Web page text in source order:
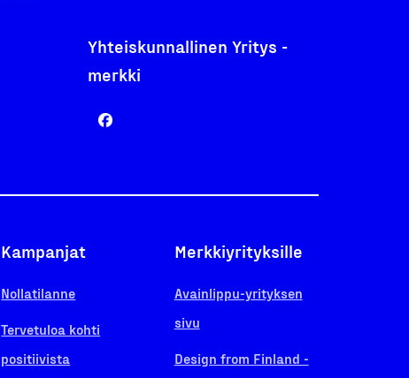
Yhteiskunnallinen Yritys -
merkki
Kampanjat
Nollatilanne
Tervetuloa kohti
positiivista
Merkkiyrityksille
Avainlippu-yrityksen
sivu
Design from Finland -